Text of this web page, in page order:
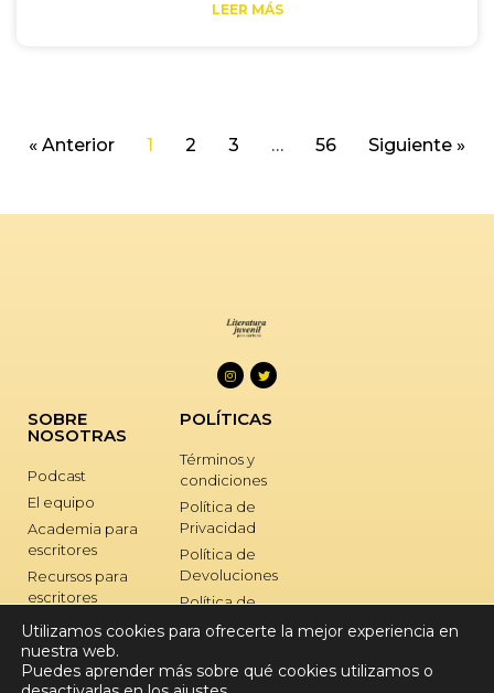
LEER MÁS
« Anterior 1 2 3 … 56 Siguiente »
SOBRE
NOSOTRAS
Podcast
El equipo
Academia para
escritores
Recursos para
escritores
Retiros para
escritores
Nuestros libros
POLÍTICAS
Términos y
condiciones
Política de
Privacidad
Política de
Devoluciones
Política de
Cookies
SOPORTE
Utilizamos cookies para ofrecerte la mejor experiencia en
nuestra web.
Puedes aprender más sobre qué cookies utilizamos o